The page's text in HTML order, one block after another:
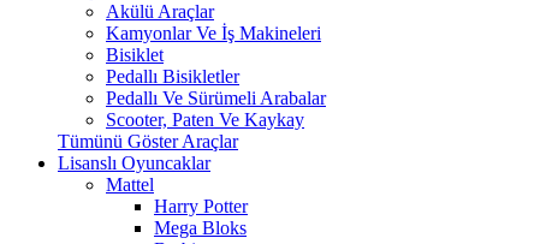
Akülü Araçlar
Kamyonlar Ve İş Makineleri
Bisiklet
Pedallı Bisikletler
Pedallı Ve Sürümeli Arabalar
Scooter, Paten Ve Kaykay
Tümünü Göster Araçlar
Lisanslı Oyuncaklar
Mattel
Harry Potter
Mega Bloks